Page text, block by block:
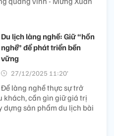
Du lịch làng nghề: Giữ “hồn
nghề” để phát triển bền
vững
27/12/2025 11:20’
Để làng nghề thực sự trở
khách, cần gìn giữ giá trị
dựng sản phẩm du lịch bài